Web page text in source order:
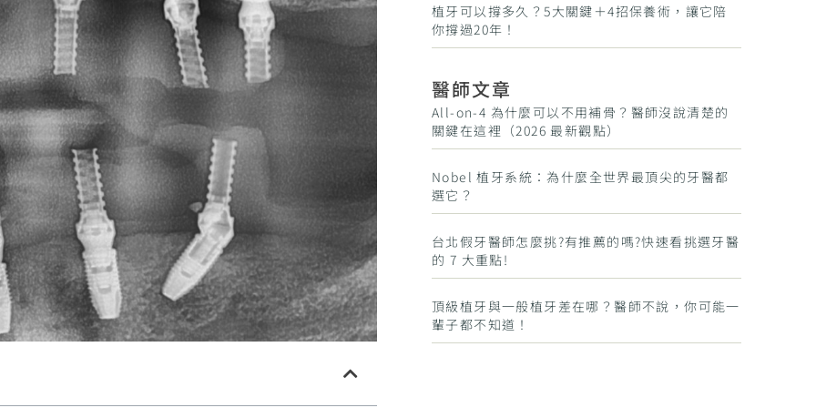
植牙可以撐多久？5大關鍵＋4招保養術，讓它陪
你撐過20年！
醫師文章
All-on-4 為什麼可以不用補骨？醫師沒說清楚的
關鍵在這裡（2026 最新觀點）
Nobel 植牙系統：為什麼全世界最頂尖的牙醫都
選它？
台北假牙醫師怎麼挑?有推薦的嗎?快速看挑選牙醫
的 7 大重點!
頂級植牙與一般植牙差在哪？醫師不說，你可能一
輩子都不知道！